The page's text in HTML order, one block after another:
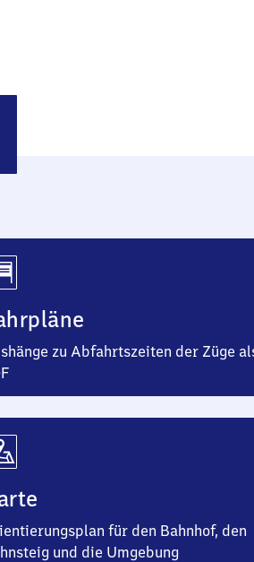
zu Abfahrtszeiten der Züge
für den Bahnhof, den
und die Umgebung